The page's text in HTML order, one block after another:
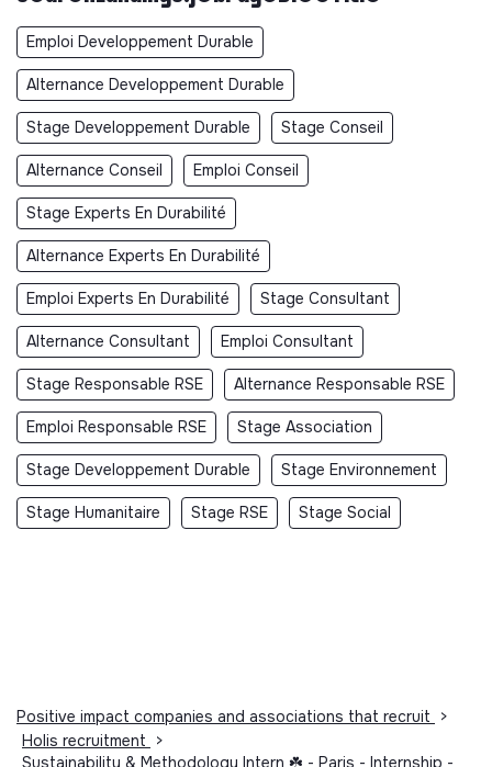
Emploi Developpement Durable
Alternance Developpement Durable
Stage Developpement Durable Stage Conseil
Alternance Conseil Emploi Conseil
Stage Experts En Durabilité
Alternance Experts En Durabilité
Emploi Experts En Durabilité Stage Consultant
Alternance Consultant Emploi Consultant
Stage Responsable RSE Alternance Responsable RSE
Emploi Responsable RSE Stage Association
Stage Developpement Durable Stage Environnement
Stage Humanitaire Stage RSE Stage Social
Positive impact companies and associations that recruit
>
Holis recruitment
>
Sustainability & Methodology Intern ☘️ - Paris - Internship -